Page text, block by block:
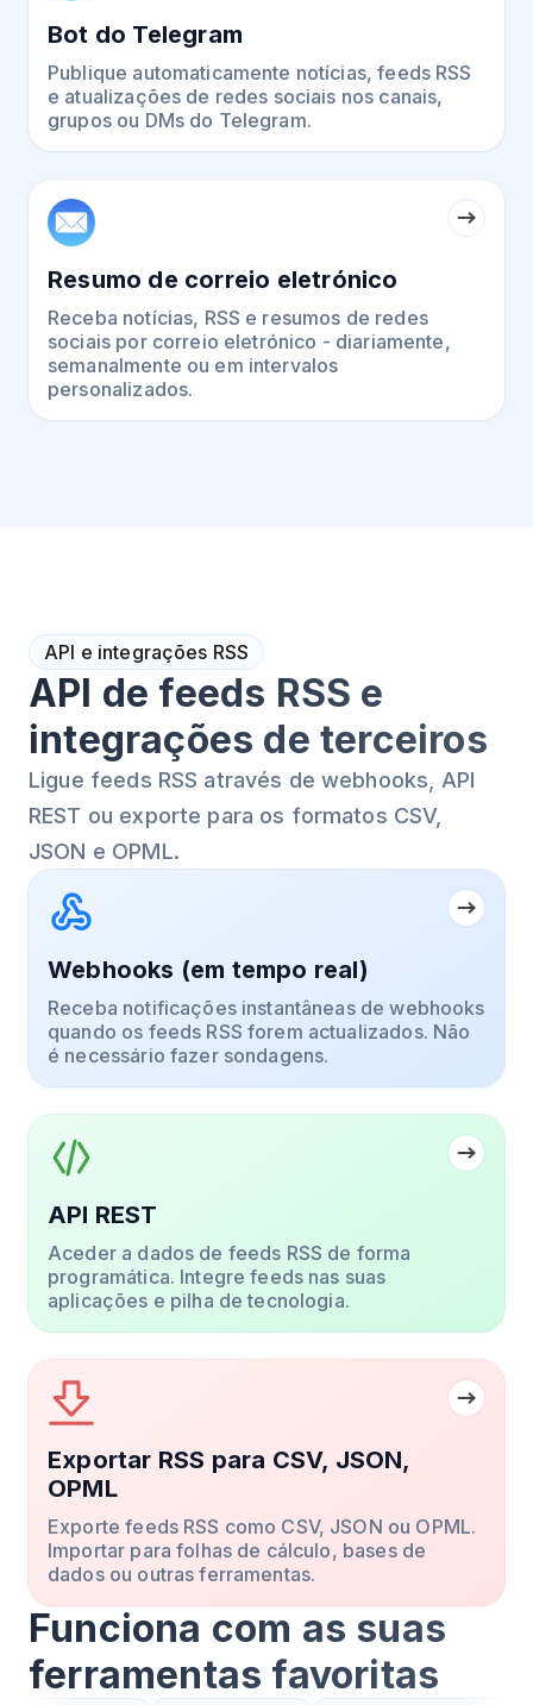
Bot do Telegram
Publique automaticamente notícias, feeds RSS
e atualizações de redes sociais nos canais,
grupos ou DMs do Telegram.
Resumo de correio eletrónico
Receba notícias, RSS e resumos de redes
sociais por correio eletrónico - diariamente,
semanalmente ou em intervalos
personalizados.
API e integrações RSS
API de feeds RSS e
integrações de terceiros
Ligue feeds RSS através de webhooks, API
REST ou exporte para os formatos CSV,
JSON e OPML.
Webhooks (em tempo real)
Receba notificações instantâneas de webhooks
quando os feeds RSS forem actualizados. Não
é necessário fazer sondagens.
API REST
Aceder a dados de feeds RSS de forma
programática. Integre feeds nas suas
aplicações e pilha de tecnologia.
Exportar RSS para CSV, JSON,
OPML
Exporte feeds RSS como CSV, JSON ou OPML.
Importar para folhas de cálculo, bases de
dados ou outras ferramentas.
Funciona com as suas
ferramentas favoritas